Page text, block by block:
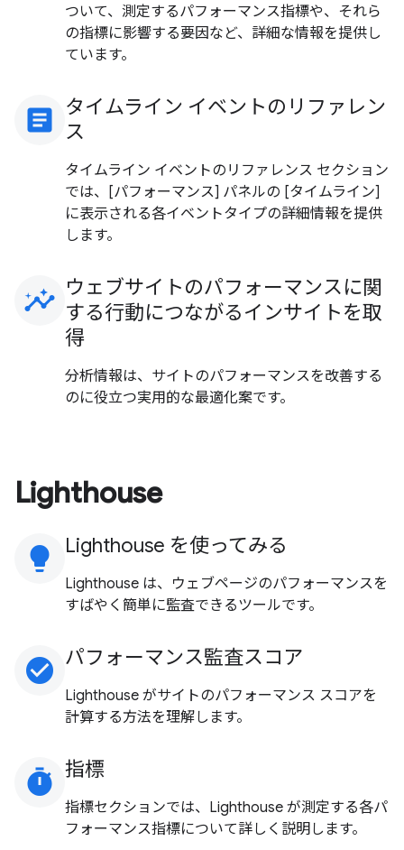
ついて、測定するパフォーマンス指標や、それら
の指標に影響する要因など、詳細な情報を提供し
ています。
article タイムライン イベントのリファレン
ス
タイムライン イベントのリファレンス セクション
では、[パフォーマンス] パネルの [タイムライン]
に表示される各イベントタイプの詳細情報を提供
します。
insights ウェブサイトのパフォーマンスに関
する行動につながるインサイトを取
得
分析情報は、サイトのパフォーマンスを改善する
のに役立つ実用的な最適化案です。
Lighthouse
lightbulb Lighthouse を使ってみる
Lighthouse は、ウェブページのパフォーマンスを
すばやく簡単に監査できるツールです。
check_circle パフォーマンス監査スコア
Lighthouse がサイトのパフォーマンス スコアを
計算する方法を理解します。
timer 指標
指標セクションでは、Lighthouse が測定する各パ
フォーマンス指標について詳しく説明します。